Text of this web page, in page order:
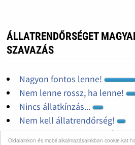
Oldalainkon és mobil alkalmazásainkban cookie-kat
ÁLLATRENDŐRSÉGET
SZAVAZÁS
Nagyon fontos lenne!
Nem lenne rossz, ha lenne!
Nincs állatkínzás...
Nem kell állatrendőrség!
Nem tudom mi ez az egész!